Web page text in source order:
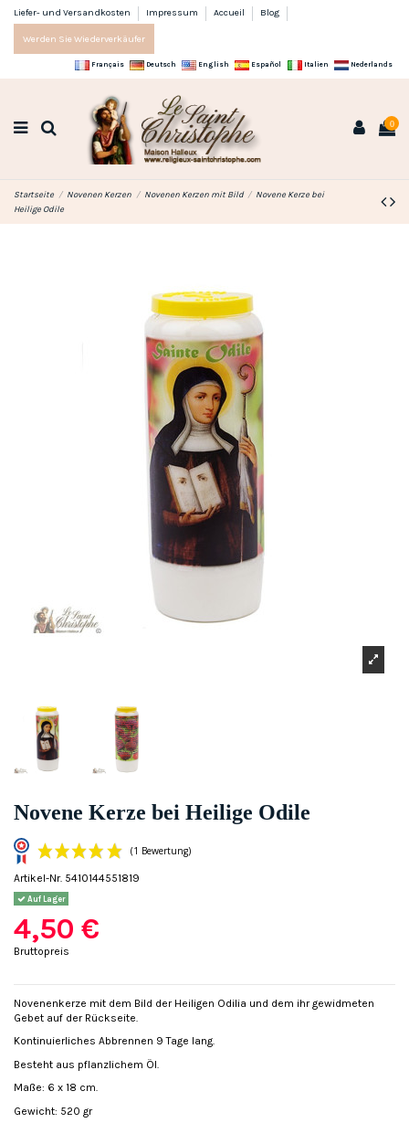
Liefer- und Versandkosten Impressum Accueil Blog
Werden Sie Wiederverkäufer
Français Deutsch English Español Italien Nederlands
0
Startseite Novenen Kerzen Novenen Kerzen mit Bild
Novene Kerze bei
Heilige Odile
Novene Kerze bei Heilige Odile
(1 Bewertung)
Artikel-Nr. 5410144551819
Auf Lager
4,50 €
Bruttopreis
Novenenkerze mit dem Bild der Heiligen Odilia und dem ihr gewidmeten
Gebet auf der Rückseite.
Kontinuierliches Abbrennen 9 Tage lang.
Besteht aus pflanzlichem Öl.
Maße: 6 x 18 cm.
Gewicht: 520 gr